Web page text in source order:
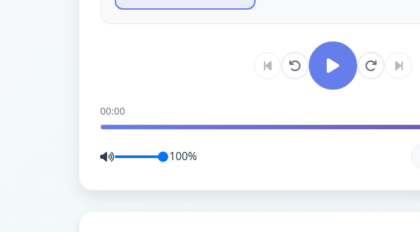
00:00
100%